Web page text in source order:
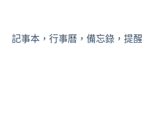
記事本，行事曆，備忘錄，提